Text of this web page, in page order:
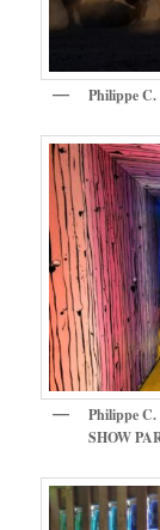
Philippe C.
Philippe C.
SHOW